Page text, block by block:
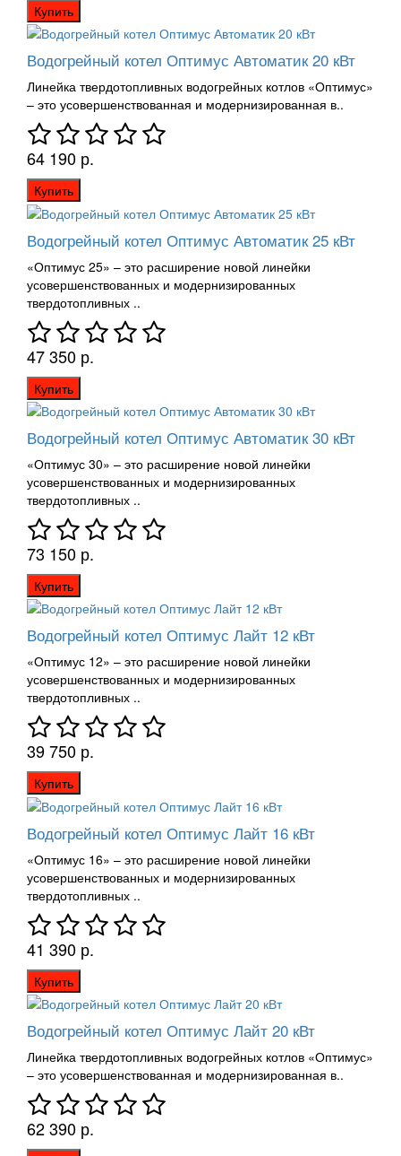
Купить
Водогрейный котел Оптимус Автоматик 20 кВт
Линейка твердотопливных водогрейных котлов «Оптимус»
– это усовершенствованная и модернизированная в..
64 190 р.
Купить
Водогрейный котел Оптимус Автоматик 25 кВт
«Оптимус 25» – это расширение новой линейки
усовершенствованных и модернизированных
твердотопливных ..
47 350 р.
Купить
Водогрейный котел Оптимус Автоматик 30 кВт
«Оптимус 30» – это расширение новой линейки
усовершенствованных и модернизированных
твердотопливных ..
73 150 р.
Купить
Водогрейный котел Оптимус Лайт 12 кВт
«Оптимус 12» – это расширение новой линейки
усовершенствованных и модернизированных
твердотопливных ..
39 750 р.
Купить
Водогрейный котел Оптимус Лайт 16 кВт
«Оптимус 16» – это расширение новой линейки
усовершенствованных и модернизированных
твердотопливных ..
41 390 р.
Купить
Водогрейный котел Оптимус Лайт 20 кВт
Линейка твердотопливных водогрейных котлов «Оптимус»
– это усовершенствованная и модернизированная в..
62 390 р.